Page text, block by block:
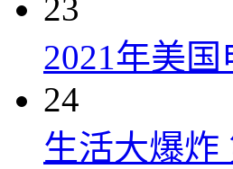
23
2021年美
24
生活大爆炸